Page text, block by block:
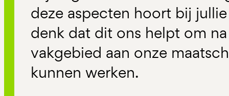
deze aspecten hoort bij
denk dat dit ons helpt om
vakgebied aan onze
kunnen werken.